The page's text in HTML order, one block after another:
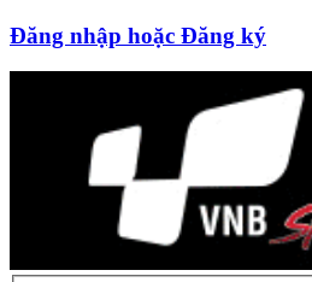
Đăng nhập hoặc Đăng ký